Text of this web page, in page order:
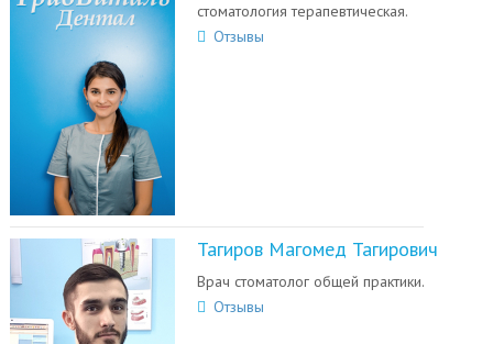
стоматология терапевтическая.
Отзывы
Тагиров Магомед Тагирович
Врач стоматолог общей практики.
Отзывы